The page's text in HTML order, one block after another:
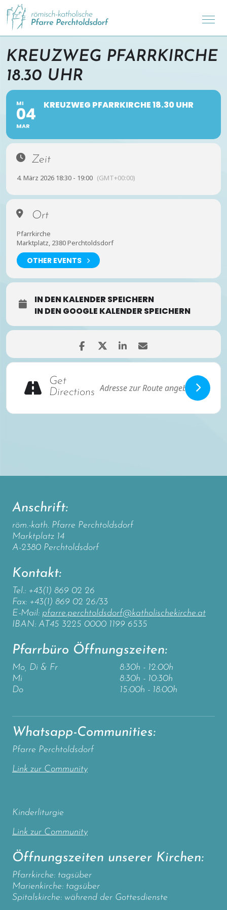
KREUZWEG PFARRKIRCHE
18.30 UHR
MI
04
MAR
KREUZWEG PFARRKIRCHE 18.30 UHR
Zeit
4. März 2026 18:30 - 19:00 (GMT+00:00)
Ort
Pfarrkirche
Marktplatz, 2380 Perchtoldsdorf
OTHER EVENTS
IN DEN KALENDER SPEICHERN
IN DEN GOOGLE KALENDER SPEICHERN
Get
Directions
Anschrift:
röm.-kath. Pfarre Perchtoldsdorf
Marktplatz 14
A-2380 Perchtoldsdorf
Kontakt:
Tel.: +43(1) 869 02 26
Fax: +43(1) 869 02 26/33
E-Mail: pfarre.perchtoldsdorf@katholischekirche.at
IBAN: AT45 3225 0000 1199 6535
Pfarrbüro Öffnungszeiten:
Mo, Di & Fr
8:30h - 12:00h
Mi
8:30h - 10:30h
Do
15:00h - 18:00h
Whatsapp-Communities:
Pfarre Perchtoldsdorf
Link zur Community
Kinderliturgie
Link zur Community
Öffnungszeiten unserer Kirchen:
Pfarrkirche: tagsüber
Marienkirche: tagsüber
Spitalskirche: während der Gottesdienste